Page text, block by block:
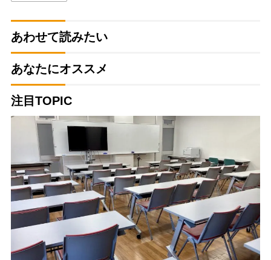
あわせて読みたい
あなたにオススメ
注目TOPIC